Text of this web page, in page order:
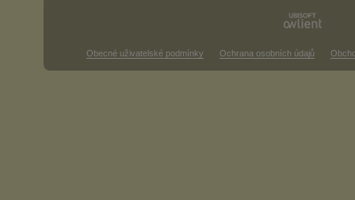
Obecné uživatelské podmínky Ochrana osobních údajů